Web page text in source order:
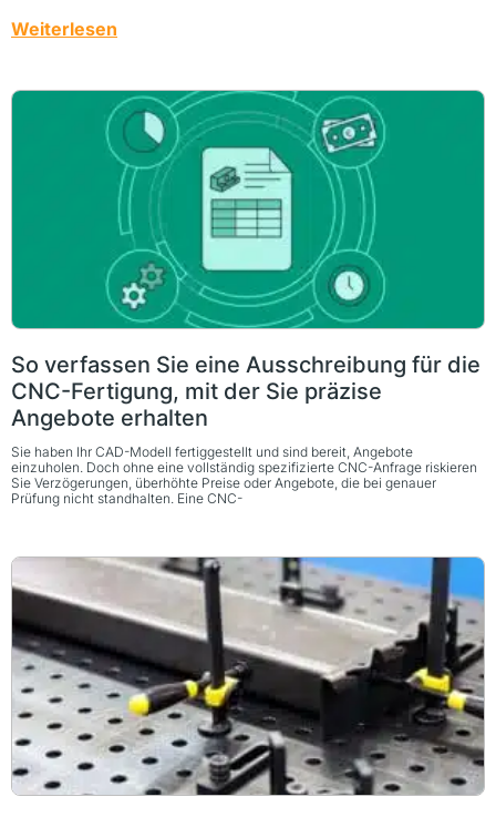
Weiterlesen
So verfassen Sie eine Ausschreibung für die
CNC-Fertigung, mit der Sie präzise
Angebote erhalten
Sie haben Ihr CAD-Modell fertiggestellt und sind bereit, Angebote
einzuholen. Doch ohne eine vollständig spezifizierte CNC-Anfrage riskieren
Sie Verzögerungen, überhöhte Preise oder Angebote, die bei genauer
Prüfung nicht standhalten. Eine CNC-